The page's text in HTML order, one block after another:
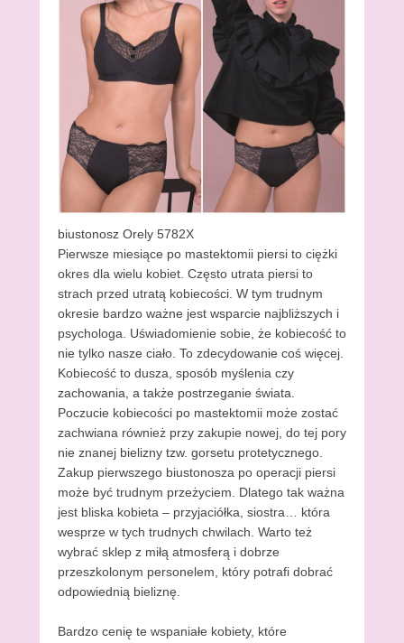
biustonosz Orely 5782X
Pierwsze miesiące po mastektomii piersi to ciężki
okres dla wielu kobiet. Często utrata piersi to
strach przed utratą kobiecości. W tym trudnym
okresie bardzo ważne jest wsparcie najbliższych i
psychologa. Uświadomienie sobie, że kobiecość to
nie tylko nasze ciało. To zdecydowanie coś więcej.
Kobiecość to dusza, sposób myślenia czy
zachowania, a także postrzeganie świata.
Poczucie kobiecości po mastektomii może zostać
zachwiana również przy zakupie nowej, do tej pory
nie znanej bielizny tzw. gorsetu protetycznego.
Zakup pierwszego biustonosza po operacji piersi
może być trudnym przeżyciem. Dlatego tak ważna
jest bliska kobieta – przyjaciółka, siostra… która
wesprze w tych trudnych chwilach. Warto też
wybrać sklep z miłą atmosferą i dobrze
przeszkolonym personelem, który potrafi dobrać
odpowiednią bieliznę.
Bardzo cenię te wspaniałe kobiety, które